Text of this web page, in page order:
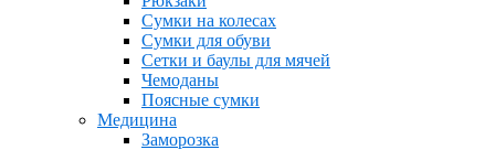
Сумки на колесах
Сумки для обуви
Сетки и баулы для мячей
Чемоданы
Поясные сумки
Медицина
Заморозка